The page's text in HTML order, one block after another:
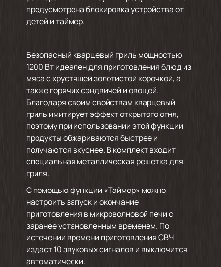
предусмотрена блокировка устройства от
детей и таймер.
Безопасный кварцевый гриль мощностью
1200 Вт идеален для приготовления блюд из
мяса с хрустящей золотистой корочкой, а
также горячих сэндвичей и овощей.
Благодаря своим свойствам кварцевый
гриль имитирует эффект открытого огня,
поэтому при использовании этой функции
продукты обжариваются быстрее и
получаются вкуснее. В комплект входит
специальная металлическая решетка для
гриля.
С помощью функции «Таймер» можно
настроить запуск и окончание
приготовления в микроволновой печи с
заранее установленным временем. По
истечении времени приготовления СВЧ
издаст 10 звуковых сигналов и выключится
автоматически.